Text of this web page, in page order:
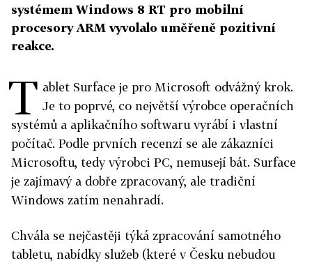
systémem Windows 8 RT pro mobilní
procesory ARM vyvolalo uměřeně pozitivní
reakce.
T ablet Surface je pro Microsoft odvážný krok.
Je to poprvé, co největší výrobce operačních
systémů a aplikačního softwaru vyrábí i vlastní
počítač. Podle prvních recenzí se ale zákazníci
Microsoftu, tedy výrobci PC, nemusejí bát. Surface
je zajímavý a dobře zpracovaný, ale tradiční
Windows zatím nenahradí.
Chvála se nejčastěji týká zpracování samotného
tabletu, nabídky služeb (které v Česku nebudou